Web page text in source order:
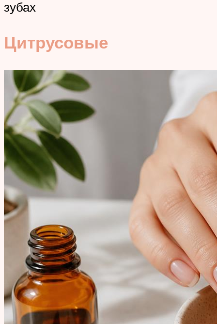
зубах
Цитрусовые